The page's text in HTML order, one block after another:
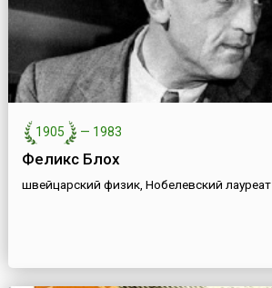
1905 — 1983
Феликс Блох
швейцарский физик, Нобелевский лауреат